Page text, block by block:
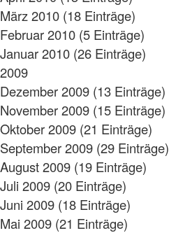
März 2010 (18 Einträge)
Februar 2010 (5 Einträge)
Januar 2010 (26 Einträge)
2009
Dezember 2009 (13 Einträge)
November 2009 (15 Einträge)
Oktober 2009 (21 Einträge)
September 2009 (29 Einträge)
August 2009 (19 Einträge)
Juli 2009 (20 Einträge)
Juni 2009 (18 Einträge)
Mai 2009 (21 Einträge)